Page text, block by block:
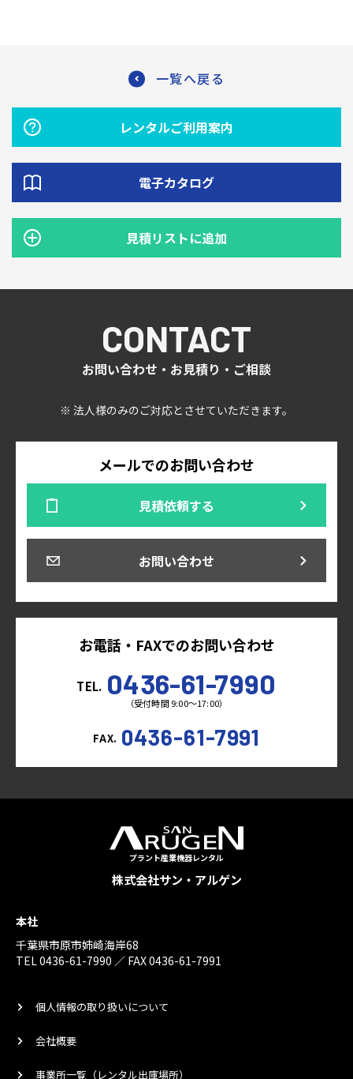
一覧へ戻る
レンタルご利用案内
電子カタログ
見積リストに追加
CONTACT
お問い合わせ・お見積り・ご相談
※ 法人様のみのご対応とさせていただきます。
メールでのお問い合わせ
見積依頼する
お問い合わせ
お電話・FAXでのお問い合わせ
TEL. 0436-61-7990
（受付時間 9:00～17:00）
FAX. 0436-61-7991
プラント産業機器レンタル
株式会社サン・アルゲン
本社
千葉県市原市姉崎海岸68
TEL 0436-61-7990 ／ FAX 0436-61-7991
個人情報の取り扱いについて
会社概要
事業所一覧（レンタル出庫場所）